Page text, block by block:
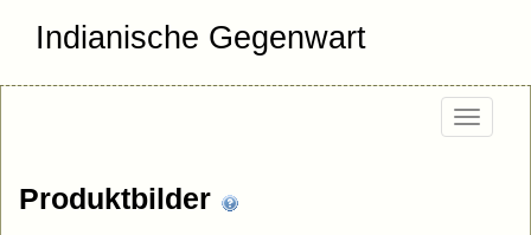
Indianische Gegenwart
Produktbilder